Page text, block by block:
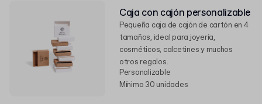
Caja con cajón personalizable
Pequeña caja de cajón de cartón en 4
tamaños, ideal para joyería,
cosméticos, calcetines y muchos
otros regalos.
Personalizable
Mínimo 30 unidades